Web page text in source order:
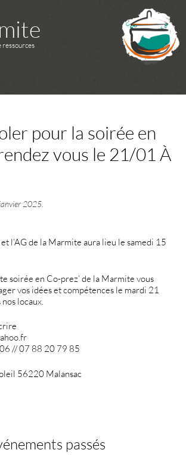
ressources
pour la soirée en
vous le 21/01 À
2025
l’AG de la Marmite aura lieu le samedi 15
soirée en Co-prez’ de la Marmite vous
vos idées et compétences le mardi 21
locaux.
// 07 88 20 79 85
56220 Malansac
passés